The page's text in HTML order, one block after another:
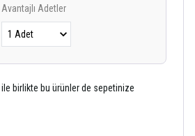
Avantajlı Adetler
birlikte bu ürünler de sepetinize